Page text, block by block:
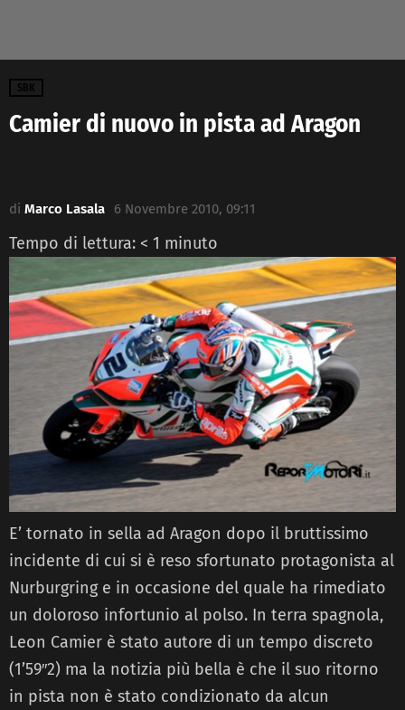
SBK
Camier di nuovo in pista ad Aragon
di Marco Lasala 6 Novembre 2010, 09:11
Tempo di lettura: < 1 minuto
E’ tornato in sella ad Aragon dopo il bruttissimo
incidente di cui si è reso sfortunato protagonista al
Nurburgring e in occasione del quale ha rimediato
un doloroso infortunio al polso. In terra spagnola,
Leon Camier è stato autore di un tempo discreto
(1’59″2) ma la notizia più bella è che il suo ritorno
in pista non è stato condizionato da alcun